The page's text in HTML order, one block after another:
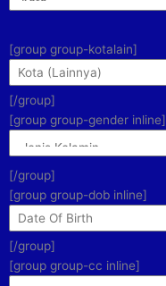
[group group-kotalain]
[/group]
[group group-gender inline]
[/group]
[group group-dob inline]
[/group]
[group group-cc inline]